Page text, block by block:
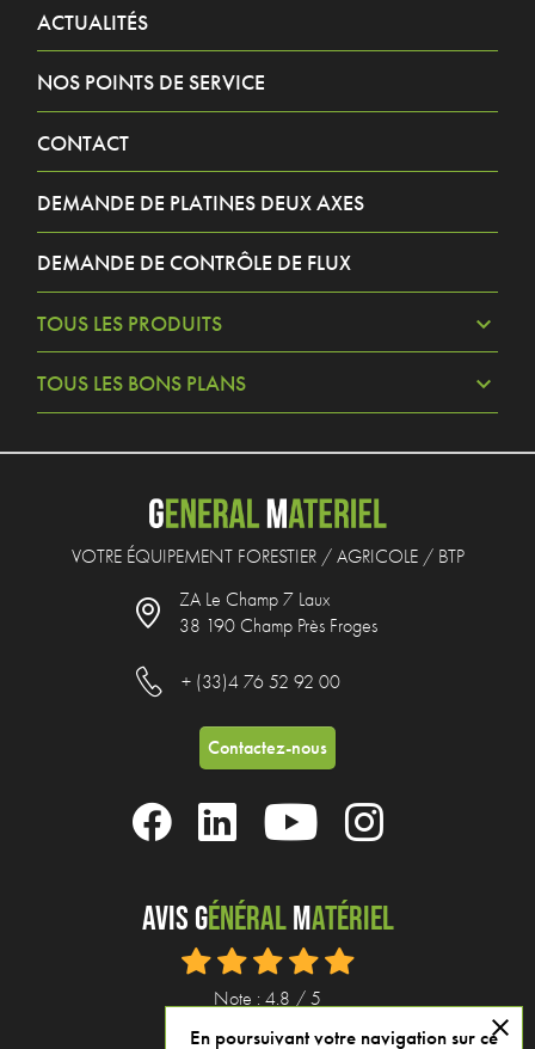
ACTUALITÉS
NOS POINTS DE SERVICE
CONTACT
DEMANDE DE PLATINES DEUX AXES
DEMANDE DE CONTRÔLE DE FLUX
TOUS LES PRODUITS
TOUS LES BONS PLANS
VOTRE ÉQUIPEMENT FORESTIER / AGRICOLE / BTP
ZA Le Champ 7 Laux
38 190 Champ Près Froges
+ (33)4 76 52 92 00
Contactez-nous
Avis GénéralMatériel
Note : 4.8 / 5
Voir tous nos avis
En poursuivant votre navigation sur ceclose